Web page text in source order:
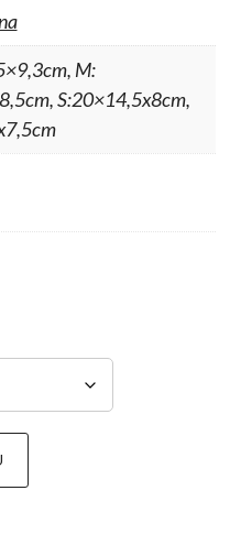
M:
S:20×14,5x8cm,